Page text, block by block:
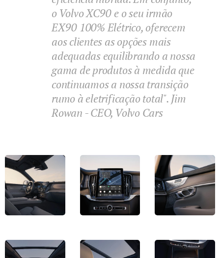
o Volvo XC90 e o seu irmão
EX90 100% Elétrico, oferecem
aos clientes as opções mais
adequadas equilibrando a nossa
gama de produtos à medida que
continuamos a nossa transição
rumo à eletrificação total". Jim
Rowan - CEO, Volvo Cars